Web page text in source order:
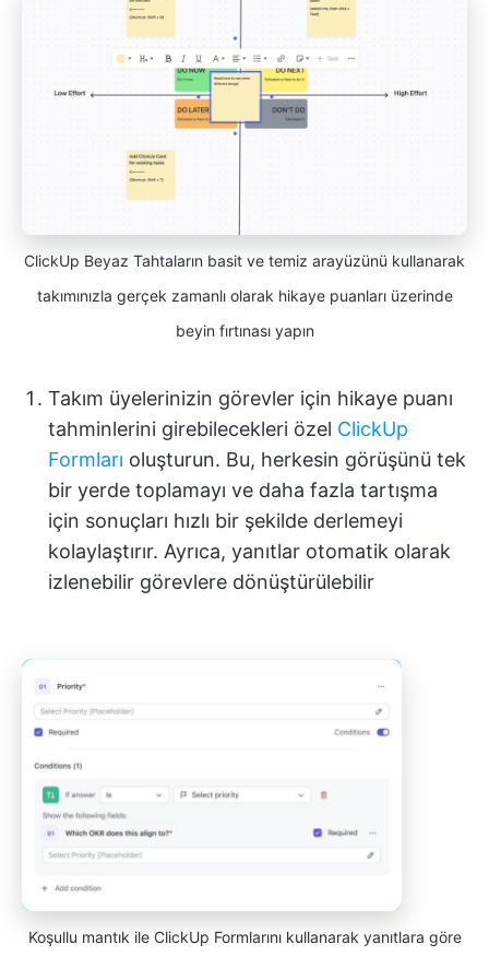
ClickUp Beyaz Tahtaların basit ve temiz arayüzünü kullanarak
takımınızla gerçek zamanlı olarak hikaye puanları üzerinde
beyin fırtınası yapın
Takım üyelerinizin görevler için hikaye puanı
tahminlerini girebilecekleri özel ClickUp
Formları oluşturun. Bu, herkesin görüşünü tek
bir yerde toplamayı ve daha fazla tartışma
için sonuçları hızlı bir şekilde derlemeyi
kolaylaştırır. Ayrıca, yanıtlar otomatik olarak
izlenebilir görevlere dönüştürülebilir
Koşullu mantık ile ClickUp Formlarını kullanarak yanıtlara göre